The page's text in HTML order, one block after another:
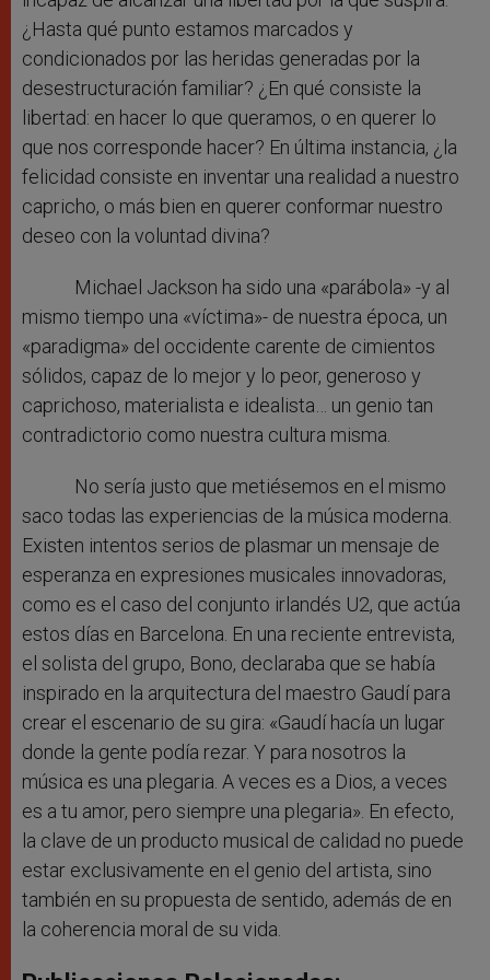
¿Hasta qué punto estamos marcados y
condicionados por las heridas generadas por la
desestructuración familiar? ¿En qué consiste la
libertad: en hacer lo que queramos, o en querer lo
que nos corresponde hacer? En última instancia, ¿la
felicidad consiste en inventar una realidad a nuestro
capricho, o más bien en querer conformar nuestro
deseo con la voluntad divina?
Michael Jackson ha sido una «parábola» -y al
mismo tiempo una «víctima»- de nuestra época, un
«paradigma» del occidente carente de cimientos
sólidos, capaz de lo mejor y lo peor, generoso y
caprichoso, materialista e idealista… un genio tan
contradictorio como nuestra cultura misma.
No sería justo que metiésemos en el mismo
saco todas las experiencias de la música moderna.
Existen intentos serios de plasmar un mensaje de
esperanza en expresiones musicales innovadoras,
como es el caso del conjunto irlandés U2, que actúa
estos días en Barcelona. En una reciente entrevista,
el solista del grupo, Bono, declaraba que se había
inspirado en la arquitectura del maestro Gaudí para
crear el escenario de su gira: «Gaudí hacía un lugar
donde la gente podía rezar. Y para nosotros la
música es una plegaria. A veces es a Dios, a veces
es a tu amor, pero siempre una plegaria». En efecto,
la clave de un producto musical de calidad no puede
estar exclusivamente en el genio del artista, sino
también en su propuesta de sentido, además de en
la coherencia moral de su vida.